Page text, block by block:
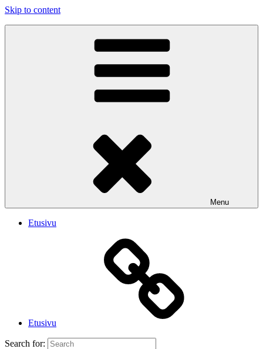
Skip to content
PUBLIC SHAME
Emme soita iskelmää. Soitamme viihdyttävää Rock musiikkia.
Menu
Etusivu
Etusivu
Search for: